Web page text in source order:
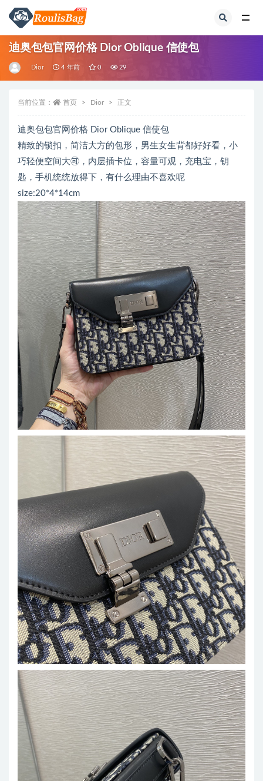
迪奥包包官网价格 Dior Oblique 信使包
Dior 4 年前 0 29
当前位置： 首页 Dior 正文
迪奥包包官网价格 Dior Oblique 信使包
精致的锁扣，简洁大方的包形，男生女生背都好好看，小
巧轻便空间大🉑，内层插卡位，容量可观，充电宝，钥
匙，手机统统放得下，有什么理由不喜欢呢
size:20*4*14cm